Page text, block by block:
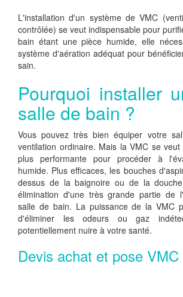
L'installation d'un système de VMC
contrôlée) se veut indispensable pour
bain étant une pièce humide, elle
système d'aération adéquat pour
sain.
Pourquoi installer
salle de bain ?
Vous pouvez très bien équiper votre
ventilation ordinaire. Mais la VMC se
plus performante pour procéder à
humide. Plus efficaces, les bouches
dessus de la baignoire ou de la
élimination d'une très grande partie de
salle de bain. La puissance de la VMC
d'éliminer les odeurs ou gaz
potentiellement nuire à votre santé.
Devis achat et pose VMC